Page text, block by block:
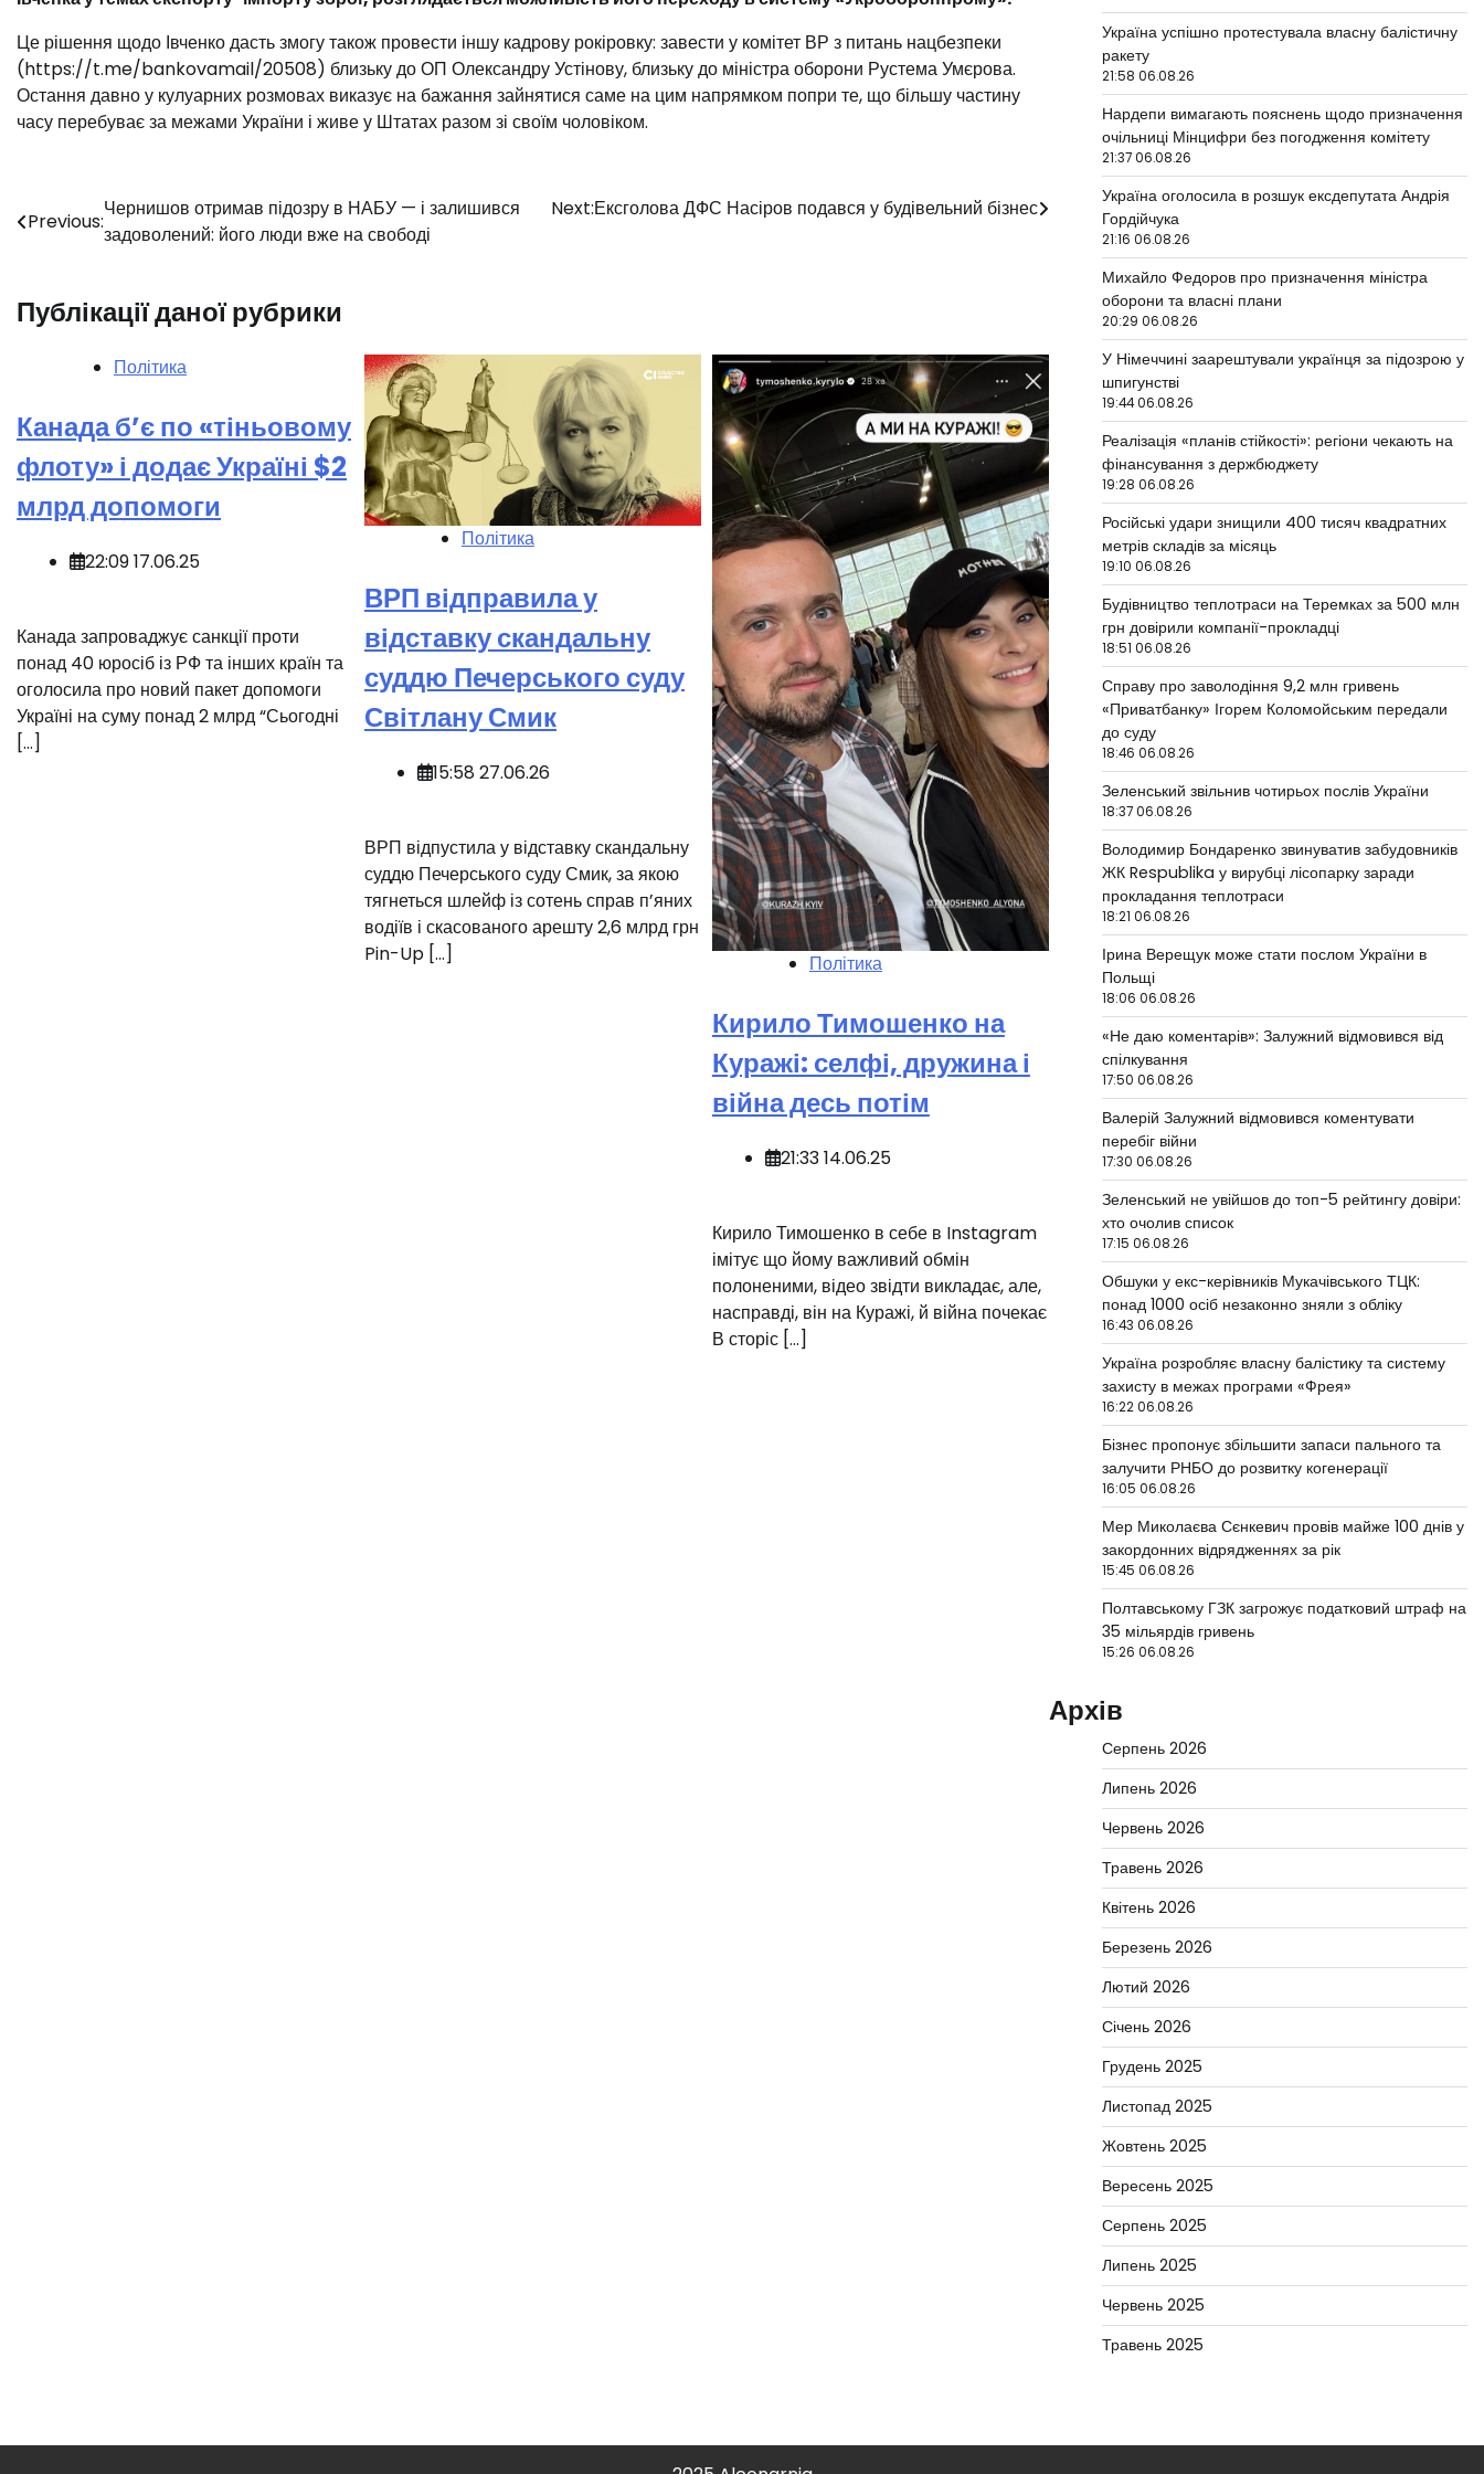
Це рішення щодо Івченко дасть змогу також провести іншу кадрову рокіровку: завести у комітет ВР з питань нацбезпеки
(https://t.me/bankovamail/20508) близьку до ОП Олександру Устінову, близьку до міністра оборони Рустема Умєрова.
Остання давно у кулуарних розмовах виказує на бажання зайнятися саме на цим напрямком попри те, що більшу частину
часу перебуває за межами України і живе у Штатах разом зі своїм чоловіком.
Навігація
Previous:
Чернишов отримав підозру в НАБУ — і залишився
задоволений: його люди вже на свободі
Next:Ексголова ДФС Насіров подався у будівельний бізнес
Публікації даної рубрики
Політика
Канада б’є по «тіньовому
флоту» і додає Україні $2
млрд допомоги
22:09 17.06.25
Канада запроваджує санкції проти
понад 40 юросіб із РФ та інших країн та
оголосила про новий пакет допомоги
Україні на суму понад 2 млрд “Сьогодні
[…]
Політика
ВРП відправила у
відставку скандальну
суддю Печерського суду
Світлану Смик
15:58 27.06.26
‍️️ВРП відпустила у відставку скандальну
суддю Печерського суду Смик, за якою
тягнеться шлейф із сотень справ п’яних
водіїв і скасованого арешту 2,6 млрд грн
Pin-Up […]
Політика
Кирило Тимошенко на
Куражі: селфі, дружина і
війна десь потім
21:33 14.06.25
Кирило Тимошенко в себе в Instagram
імітує що йому важливий обмін
полоненими, відео звідти викладає, але,
насправді, він на Куражі, й війна почекає
В сторіс […]
Україна успішно протестувала власну балістичну
ракету
21:58 06.08.26
Нардепи вимагають пояснень щодо призначення
очільниці Мінцифри без погодження комітету
21:37 06.08.26
Україна оголосила в розшук ексдепутата Андрія
Гордійчука
21:16 06.08.26
Михайло Федоров про призначення міністра
оборони та власні плани
20:29 06.08.26
У Німеччині заарештували українця за підозрою у
шпигунстві
19:44 06.08.26
Реалізація «планів стійкості»: регіони чекають на
фінансування з держбюджету
19:28 06.08.26
Російські удари знищили 400 тисяч квадратних
метрів складів за місяць
19:10 06.08.26
Будівництво теплотраси на Теремках за 500 млн
грн довірили компанії-прокладці
18:51 06.08.26
Справу про заволодіння 9,2 млн гривень
«Приватбанку» Ігорем Коломойським передали
до суду
18:46 06.08.26
Зеленський звільнив чотирьох послів України
18:37 06.08.26
Володимир Бондаренко звинуватив забудовників
ЖК Respublika у вирубці лісопарку заради
прокладання теплотраси
18:21 06.08.26
Ірина Верещук може стати послом України в
Польщі
18:06 06.08.26
«Не даю коментарів»: Залужний відмовився від
спілкування
17:50 06.08.26
Валерій Залужний відмовився коментувати
перебіг війни
17:30 06.08.26
Зеленський не увійшов до топ-5 рейтингу довіри:
хто очолив список
17:15 06.08.26
Обшуки у екс-керівників Мукачівського ТЦК:
понад 1000 осіб незаконно зняли з обліку
16:43 06.08.26
Україна розробляє власну балістику та систему
захисту в межах програми «Фрея»
16:22 06.08.26
Бізнес пропонує збільшити запаси пального та
залучити РНБО до розвитку когенерації
16:05 06.08.26
Мер Миколаєва Сєнкевич провів майже 100 днів у
закордонних відрядженнях за рік
15:45 06.08.26
Полтавському ГЗК загрожує податковий штраф на
35 мільярдів гривень
15:26 06.08.26
Архів
Серпень 2026
Липень 2026
Червень 2026
Травень 2026
Квітень 2026
Березень 2026
Лютий 2026
Січень 2026
Грудень 2025
Листопад 2025
Жовтень 2025
Вересень 2025
Серпень 2025
Липень 2025
Червень 2025
Травень 2025